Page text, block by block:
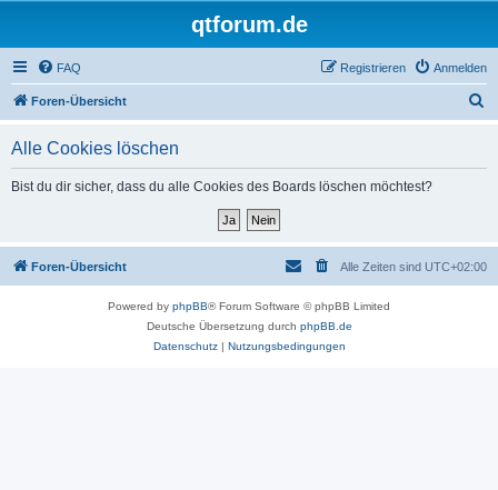
qtforum.de
FAQ Anmelden
Registrieren
Foren-Übersicht
Alle Cookies löschen
Bist du dir sicher, dass du alle Cookies des Boards löschen möchtest?
Foren-Übersicht Alle Zeiten sind UTC+02:00
Powered by phpBB® Forum Software © phpBB Limited
Deutsche Übersetzung durch phpBB.de
Datenschutz| Nutzungsbedingungen